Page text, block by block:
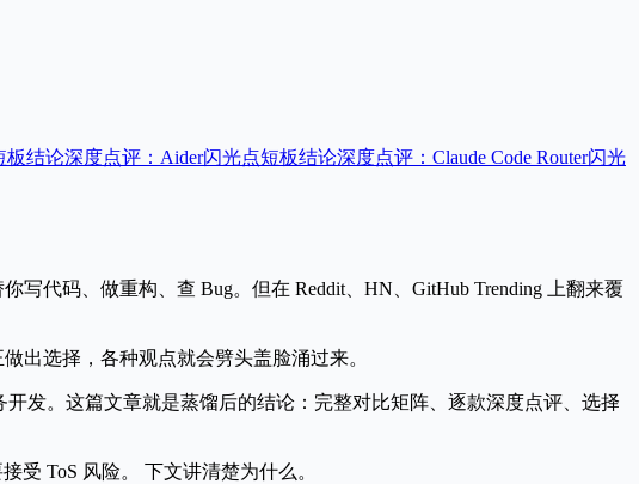
板结论深度点评：Aider闪光点短板结论深度点评：Claude Code Router闪光
代码、做重构、查 Bug。但在 Reddit、HN、GitHub Trending 上翻来覆
出选择，各种观点就会劈头盖脸涌过来。
开发。这篇文章就是蒸馏后的结论：完整对比矩阵、逐款深度点评、选择
受 ToS 风险。 下文讲清楚为什么。